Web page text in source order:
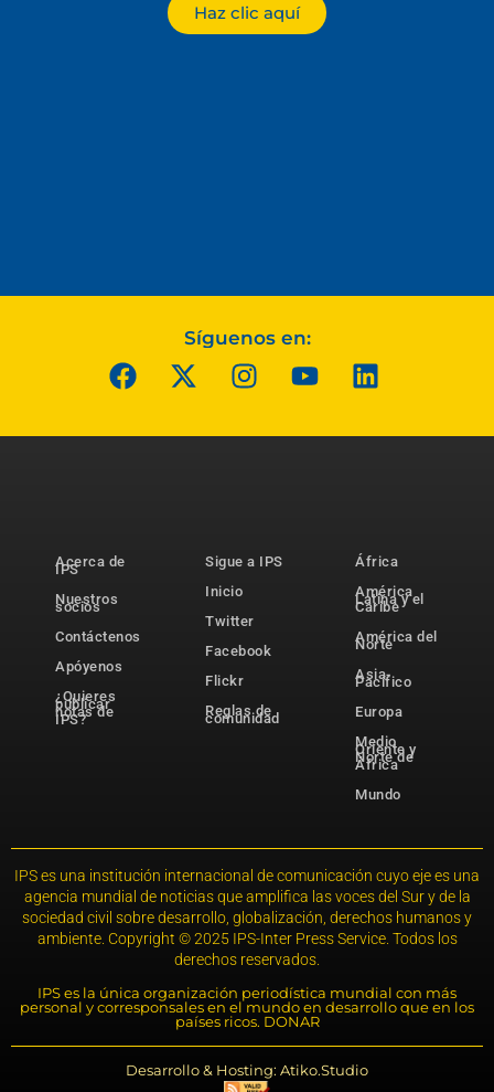
Haz clic aquí
Síguenos en:
Acerca de
IPS
Nuestros
socios
Contáctenos
Apóyenos
¿Quieres
publicar
notas de
IPS?
Sigue a IPS
Inicio
Twitter
Facebook
Flickr
Reglas de
comunidad
África
América
Latina y el
Caribe
América del
Norte
Asia-
Pacífico
Europa
Medio
Oriente y
Norte de
África
Mundo
IPS es una institución internacional de comunicación cuyo eje es una
agencia mundial de noticias que amplifica las voces del Sur y de la
sociedad civil sobre desarrollo, globalización, derechos humanos y
ambiente. Copyright © 2025 IPS-Inter Press Service. Todos los
derechos reservados.
IPS es la única organización periodística mundial con más
personal y corresponsales en el mundo en desarrollo que en los
países ricos. DONAR
Desarrollo & Hosting: Atiko.Studio